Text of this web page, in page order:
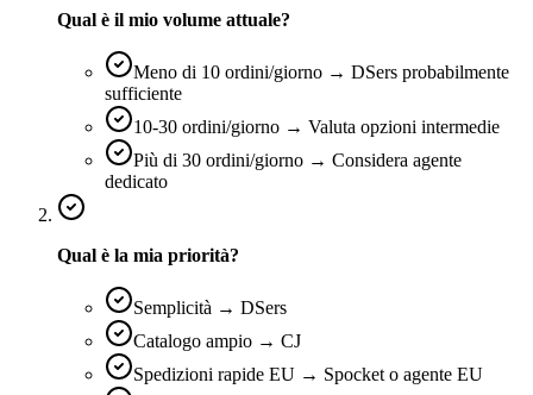
Qual è il mio volume attuale?
Meno di 10 ordini/giorno → DSers probabilmente
sufficiente
10-30 ordini/giorno → Valuta opzioni intermedie
Più di 30 ordini/giorno → Considera agente
dedicato
Qual è la mia priorità?
Semplicità → DSers
Catalogo ampio → CJ
Spedizioni rapide EU → Spocket o agente EU